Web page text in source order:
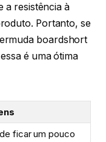
a resistência à
Portanto, se
boardshort
é uma ótima
ficar um pouco